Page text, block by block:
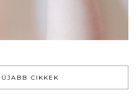
CIKKEK